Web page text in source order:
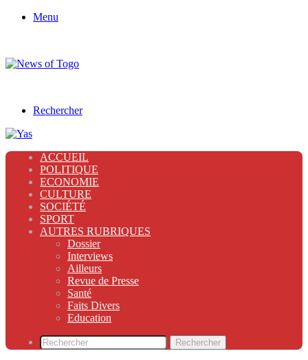
Menu
Rechercher
ACCUEIL
POLITIQUE
ECONOMIE
CULTURE
SOCIÉTÉ
SPORT
AUTRES RUBRIQUES
Dossier
Interviews
Ailleurs
Revue de Presse
Santé
Faits Divers
Education
Rechercher